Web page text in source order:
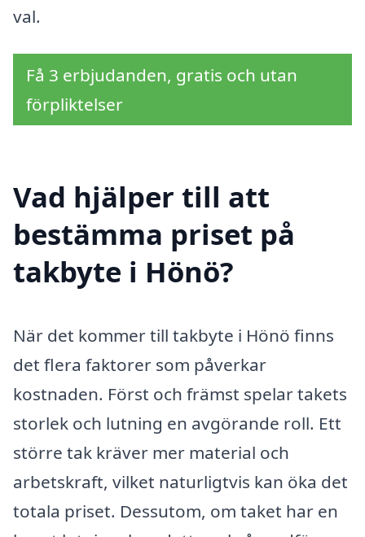
val.
Få 3 erbjudanden, gratis och utan
förpliktelser
Vad hjälper till att
bestämma priset på
takbyte i Hönö?
När det kommer till takbyte i Hönö finns
det flera faktorer som påverkar
kostnaden. Först och främst spelar takets
storlek och lutning en avgörande roll. Ett
större tak kräver mer material och
arbetskraft, vilket naturligtvis kan öka det
totala priset. Dessutom, om taket har en